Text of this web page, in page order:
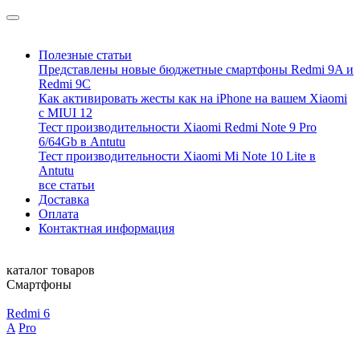
Полезные статьи
Представлены новые бюджетные смартфоны Redmi 9A и
Redmi 9C
Как активировать жесты как на iPhone на вашем Xiaomi
с MIUI 12
Тест производительности Xiaomi Redmi Note 9 Pro
6/64Gb в Antutu
Тест производительности Xiaomi Mi Note 10 Lite в
Antutu
все статьи
Доставка
Оплата
Контактная информация
каталог товаров
Смартфоны
Redmi 6
A Pro